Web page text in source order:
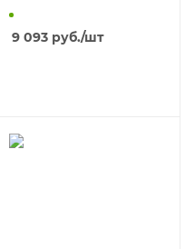
0.603.664.020
9 093руб./шт